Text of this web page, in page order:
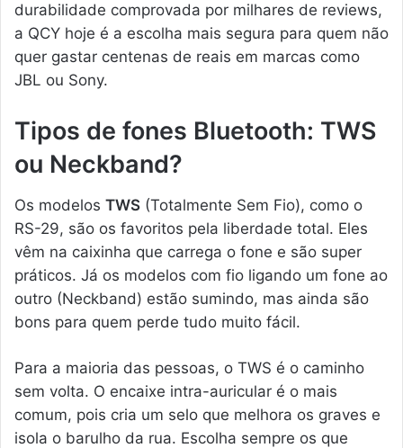
durabilidade comprovada por milhares de reviews,
a QCY hoje é a escolha mais segura para quem não
quer gastar centenas de reais em marcas como
JBL ou Sony.
Tipos de fones Bluetooth: TWS
ou Neckband?
Os modelos TWS (Totalmente Sem Fio), como o
RS-29, são os favoritos pela liberdade total. Eles
vêm na caixinha que carrega o fone e são super
práticos. Já os modelos com fio ligando um fone ao
outro (Neckband) estão sumindo, mas ainda são
bons para quem perde tudo muito fácil.
Para a maioria das pessoas, o TWS é o caminho
sem volta. O encaixe intra-auricular é o mais
comum, pois cria um selo que melhora os graves e
isola o barulho da rua. Escolha sempre os que